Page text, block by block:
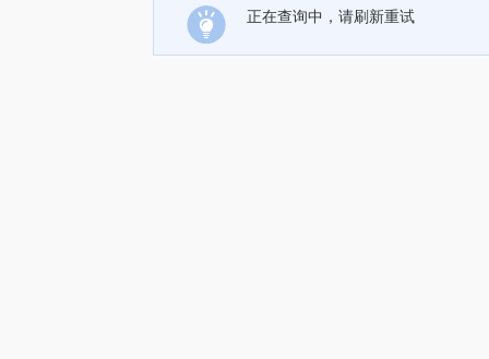
正在查询中，请刷新重试